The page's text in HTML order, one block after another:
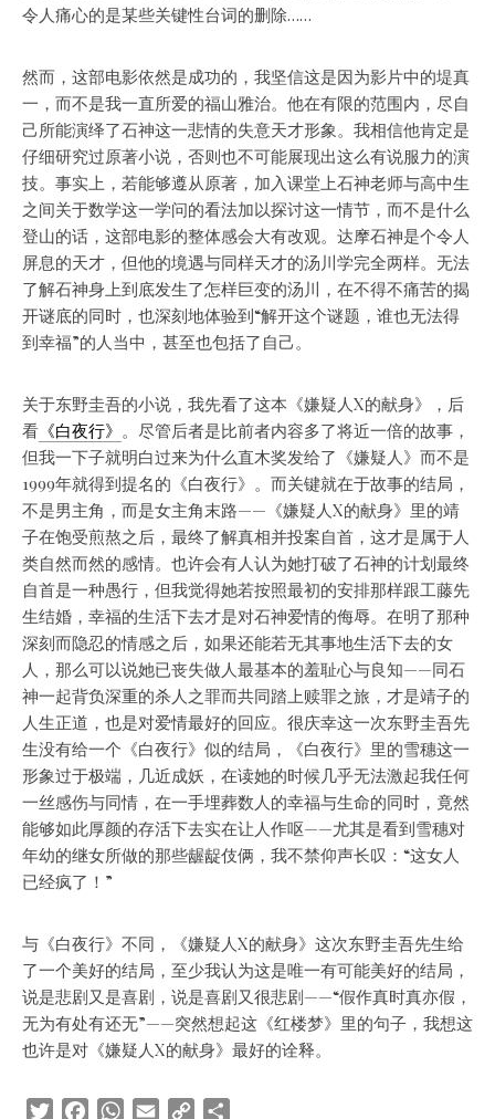
令人痛心的是某些关键性台词的删除……
然而，这部电影依然是成功的，我坚信这是因为影片中的堤真
一，而不是我一直所爱的福山雅治。他在有限的范围内，尽自
己所能演绎了石神这一悲情的失意天才形象。我相信他肯定是
仔细研究过原著小说，否则也不可能展现出这么有说服力的演
技。事实上，若能够遵从原著，加入课堂上石神老师与高中生
之间关于数学这一学问的看法加以探讨这一情节，而不是什么
登山的话，这部电影的整体感会大有改观。达摩石神是个令人
屏息的天才，但他的境遇与同样天才的汤川学完全两样。无法
了解石神身上到底发生了怎样巨变的汤川，在不得不痛苦的揭
开谜底的同时，也深刻地体验到“解开这个谜题，谁也无法得
到幸福”的人当中，甚至也包括了自己。
关于东野圭吾的小说，我先看了这本《嫌疑人X的献身》，后
看 《白夜行》 。尽管后者是比前者内容多了将近一倍的故事，
但我一下子就明白过来为什么直木奖发给了《嫌疑人》而不是
1999年就得到提名的《白夜行》。而关键就在于故事的结局，
不是男主角，而是女主角末路——《嫌疑人X的献身》里的靖
子在饱受煎熬之后，最终了解真相并投案自首，这才是属于人
类自然而然的感情。也许会有人认为她打破了石神的计划最终
自首是一种愚行，但我觉得她若按照最初的安排那样跟工藤先
生结婚，幸福的生活下去才是对石神爱情的侮辱。在明了那种
深刻而隐忍的情感之后，如果还能若无其事地生活下去的女
人，那么可以说她已丧失做人最基本的羞耻心与良知——同石
神一起背负深重的杀人之罪而共同踏上赎罪之旅，才是靖子的
人生正道，也是对爱情最好的回应。很庆幸这一次东野圭吾先
生没有给一个《白夜行》似的结局，《白夜行》里的雪穗这一
形象过于极端，几近成妖，在读她的时候几乎无法激起我任何
一丝感伤与同情，在一手埋葬数人的幸福与生命的同时，竟然
能够如此厚颜的存活下去实在让人作呕——尤其是看到雪穗对
年幼的继女所做的那些龌龊伎俩，我不禁仰声长叹：“这女人
已经疯了！”
与《白夜行》不同，《嫌疑人X的献身》这次东野圭吾先生给
了一个美好的结局，至少我认为这是唯一有可能美好的结局，
说是悲剧又是喜剧，说是喜剧又很悲剧——“假作真时真亦假，
无为有处有还无”——突然想起这《红楼梦》里的句子，我想这
也许是对《嫌疑人X的献身》最好的诠释。
TwitterFacebookWhatsApp
Email Copy